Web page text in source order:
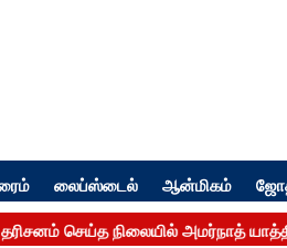
லைப்ஸ்டைல் ஆன்மிகம்